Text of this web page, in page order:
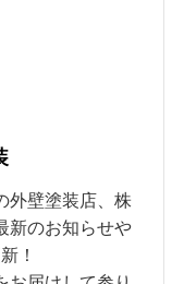
外壁塗装店、株
新のお知らせや
！